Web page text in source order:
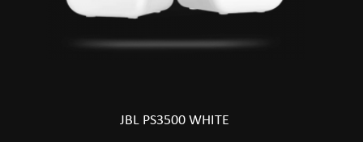
JBL PS3500 WHITE